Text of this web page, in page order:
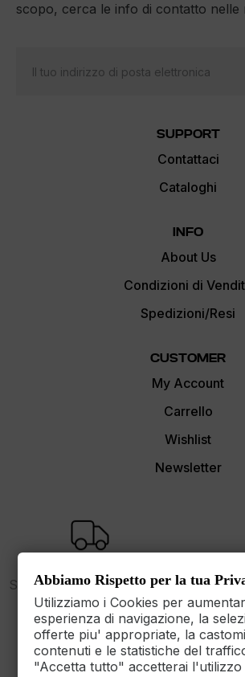
scopo, cerca le info di contatto nelle
SUPPORT
Contattaci
Cataloghi
INFO
About Us
Condizioni di
Spedizioni/Resi
CUSTOMER
My Account
Carrello
Wishlist
Newsletter
Spedizione gratuita sopra i
89€
30 DAYS RETURN 100%
Abbiamo Rispetto per la tua
Utilizziamo i Cookies per
esperienza di navigazione, la
offerte piu' appropriate, la
contenuti e le statistiche del
"Accetta tutto" accetterai l'utilizzo